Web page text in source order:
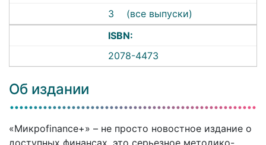
3
(все выпуски)
ISBN:
2078-4473
Об издании
«Микроfinance+» – не просто новостное издание о